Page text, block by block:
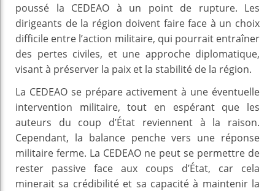
poussé la CEDEAO à un point de rupture. Les
dirigeants de la région doivent faire face à un choix
difficile entre l’action militaire, qui pourrait entraîner
des pertes civiles, et une approche diplomatique,
visant à préserver la paix et la stabilité de la région.
La CEDEAO se prépare activement à une éventuelle
intervention militaire, tout en espérant que les
auteurs du coup d’État reviennent à la raison.
Cependant, la balance penche vers une réponse
militaire ferme. La CEDEAO ne peut se permettre de
rester passive face aux coups d’État, car cela
minerait sa crédibilité et sa capacité à maintenir la